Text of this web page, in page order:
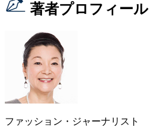
著者プロフィール
ファッション・ジャーナリスト